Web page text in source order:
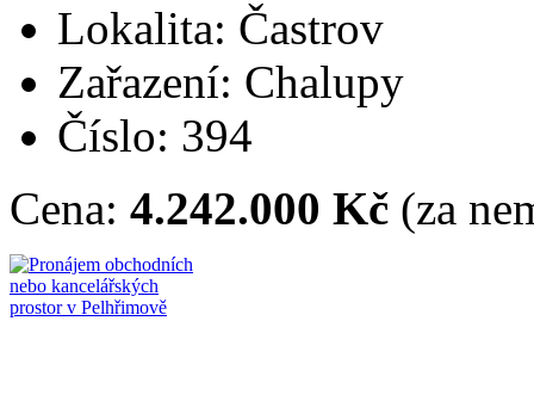
Lokalita: Častrov
Zařazení: Chalupy
Číslo: 394
Cena: 4.242.000 Kč (za